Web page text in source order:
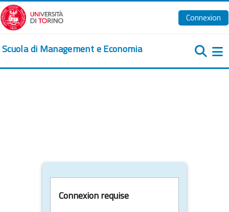
Passer au contenu principal
Connexion
Scuola di Management e Economia
Connexion requise